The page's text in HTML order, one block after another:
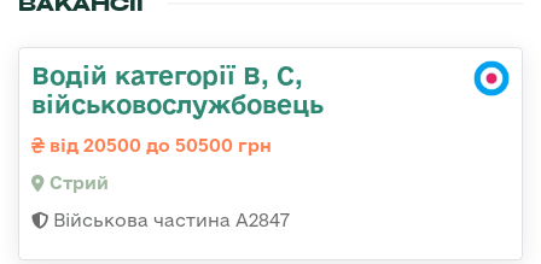
Водій категорії B, C,
військовослужбовець
від 20500 до 50500 грн
Стрий
Військова частина А2847